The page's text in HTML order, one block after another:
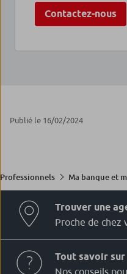
Contactez-nous
Publié le 16/02/2024
Professionnels Ma banque et
Trouver une
Proche de chez
Tout savoir
Nos conseils